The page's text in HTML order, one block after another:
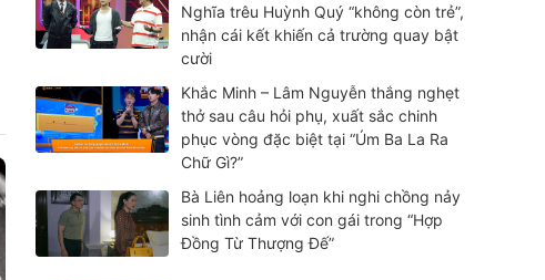
Nghĩa trêu Huỳnh Quý “không còn trẻ”,
nhận cái kết khiến cả trường quay bật
cười
Khắc Minh – Lâm Nguyễn thắng nghẹt
thở sau câu hỏi phụ, xuất sắc chinh
phục vòng đặc biệt tại “Úm Ba La Ra
Chữ Gì?”
Bà Liên hoảng loạn khi nghi chồng nảy
sinh tình cảm với con gái trong “Hợp
Đồng Từ Thượng Đế”